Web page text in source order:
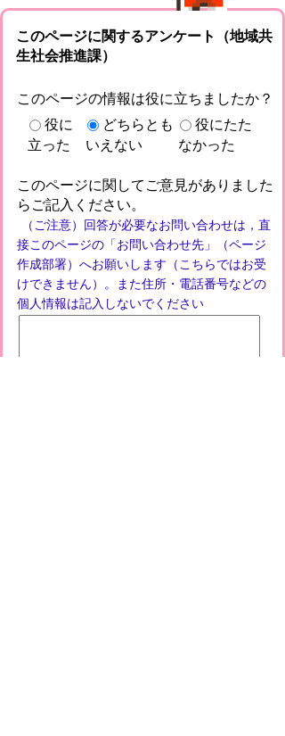
このページに関するアンケート（地域共
生社会推進課）
このページの情報は役に立ちましたか？
役に
立った
どちらとも
いえない
役にたた
なかった
このページに関してご意見がありました
らご記入ください。
（ご注意）回答が必要なお問い合わせは，直
接このページの「お問い合わせ先」（ページ
作成部署）へお願いします（こちらではお受
けできません）。また住所・電話番号などの
個人情報は記入しないでください